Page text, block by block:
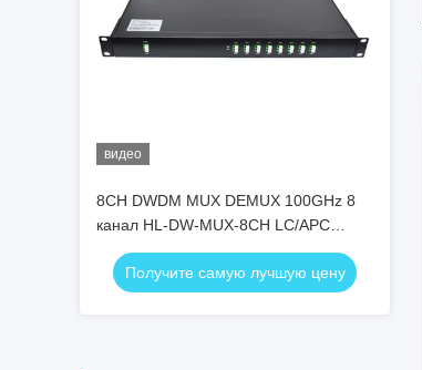
видео
8CH DWDM MUX DEMUX 100GHz 8
канал HL-DW-MUX-8CH LC/APC
LC/UPC
Получите самую лучшую цену